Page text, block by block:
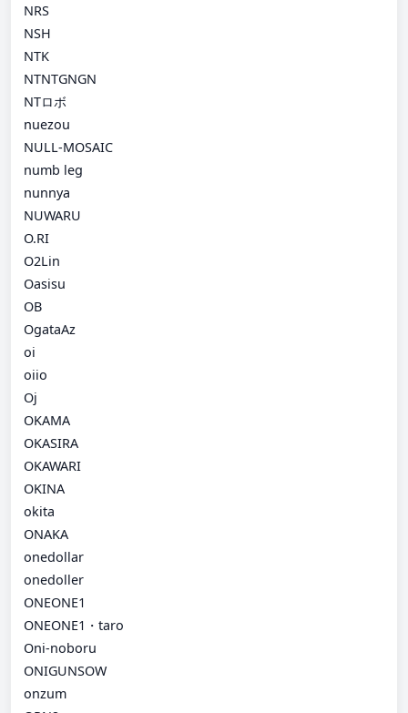
NRS
NSH
NTK
NTNTGNGN
NTロボ
nuezou
NULL-MOSAIC
numb leg
nunnya
NUWARU
O.RI
O2Lin
Oasisu
OB
OgataAz
oi
oiio
Oj
OKAMA
OKASIRA
OKAWARI
OKINA
okita
ONAKA
onedollar
onedoller
ONEONE1
ONEONE1・taro
Oni-noboru
ONIGUNSOW
onzum